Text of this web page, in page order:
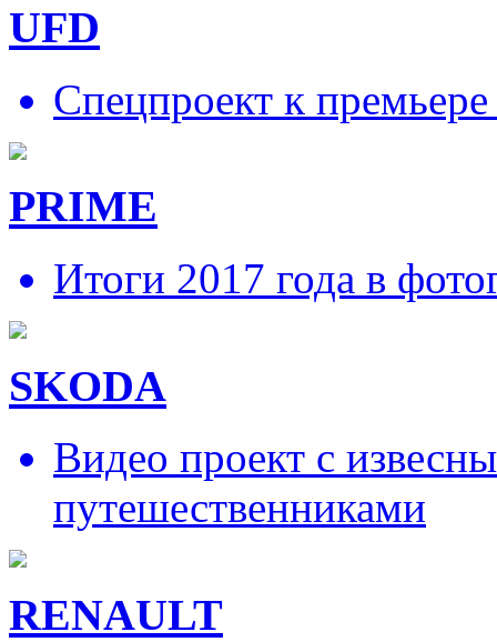
UFD
Спецпроект к
PRIME
Итоги 2017 года в
SKODA
Видео проект с
путешественниками
RENAULT